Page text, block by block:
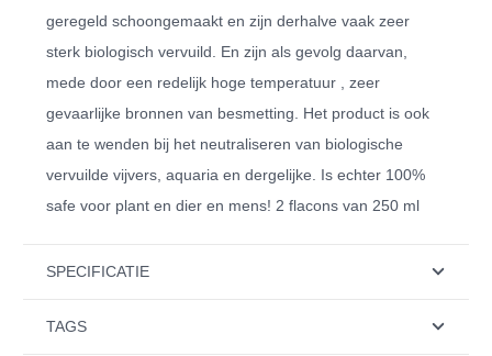
geregeld schoongemaakt en zijn derhalve vaak zeer
sterk biologisch vervuild. En zijn als gevolg daarvan,
mede door een redelijk hoge temperatuur , zeer
gevaarlijke bronnen van besmetting. Het product is ook
aan te wenden bij het neutraliseren van biologische
vervuilde vijvers, aquaria en dergelijke. Is echter 100%
safe voor plant en dier en mens! 2 flacons van 250 ml
SPECIFICATIE
TAGS